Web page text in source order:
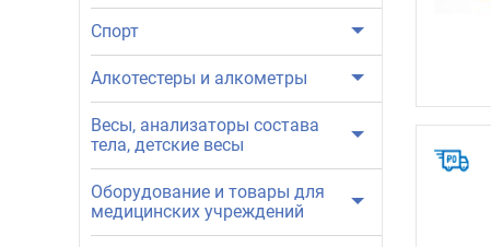
Спорт
Алкотестеры и алкометры
Весы, анализаторы состава
тела, детские весы
Оборудование и товары для
медицинских учреждений